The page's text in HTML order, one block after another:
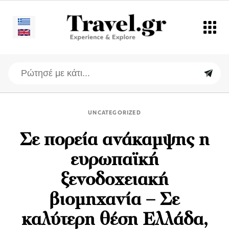
UNCATEGORIZED
Σε πορεία ανάκαμψης η
ευρωπαϊκή
ξενοδοχειακή
βιομηχανία – Σε
καλύτερη θέση Ελλάδα,